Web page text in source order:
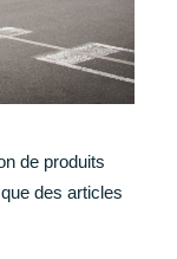
de produits
des articles